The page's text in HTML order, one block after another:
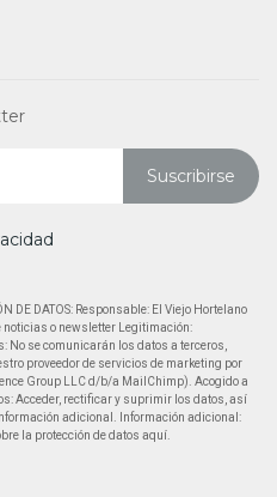
Suscribirse
DE DATOS: Responsable: El Viejo Hortelano
noticias o newsletter Legitimación:
se comunicarán los datos a terceros,
proveedor de servicios de marketing por
Group LLC d/b/a MailChimp). Acogido a
Acceder, rectificar y suprimir los datos, así
adicional. Información adicional:
la protección de datos aquí.